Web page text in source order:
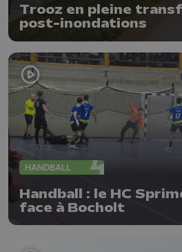
Trooz en pleine
post-inondations
HANDBALL
Handball : le HC
face à Bocholt